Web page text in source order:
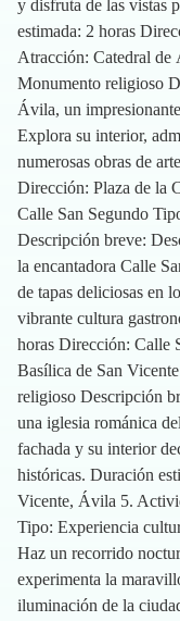
y disfruta de las vistas
estimada: 2 horas
Atracción: Catedral
Monumento religioso
Ávila, un
Explora su interior,
numerosas obras de
Dirección: Plaza de la
Calle San Segundo
Descripción breve:
la encantadora Calle
de tapas deliciosas en
vibrante cultura
horas Dirección: Calle
Basílica de San
religioso Descripción
una iglesia románica
fachada y su interior
históricas. Duración
Vicente, Ávila 5.
Tipo: Experiencia
Haz un recorrido
experimenta la
iluminación de la